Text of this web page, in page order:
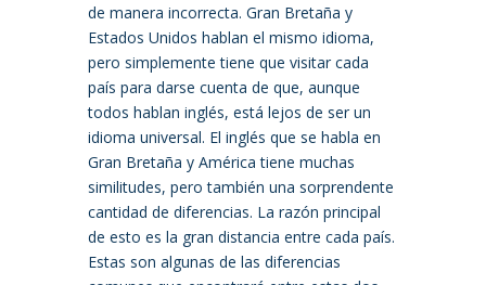
de manera incorrecta. Gran Bretaña y
Estados Unidos hablan el mismo idioma,
pero simplemente tiene que visitar cada
país para darse cuenta de que, aunque
todos hablan inglés, está lejos de ser un
idioma universal. El inglés que se habla en
Gran Bretaña y América tiene muchas
similitudes, pero también una sorprendente
cantidad de diferencias. La razón principal
de esto es la gran distancia entre cada país.
Estas son algunas de las diferencias